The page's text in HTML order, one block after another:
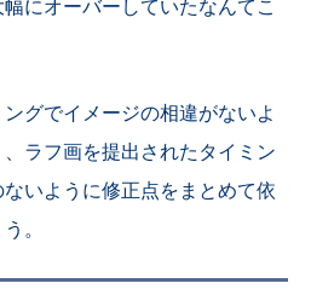
にオーバーしていたなんてこ
グでイメージの相違がないよ
ラフ画を提出されたタイミン
いように修正点をまとめて依
。